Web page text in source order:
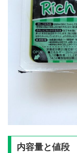
内容量と値段